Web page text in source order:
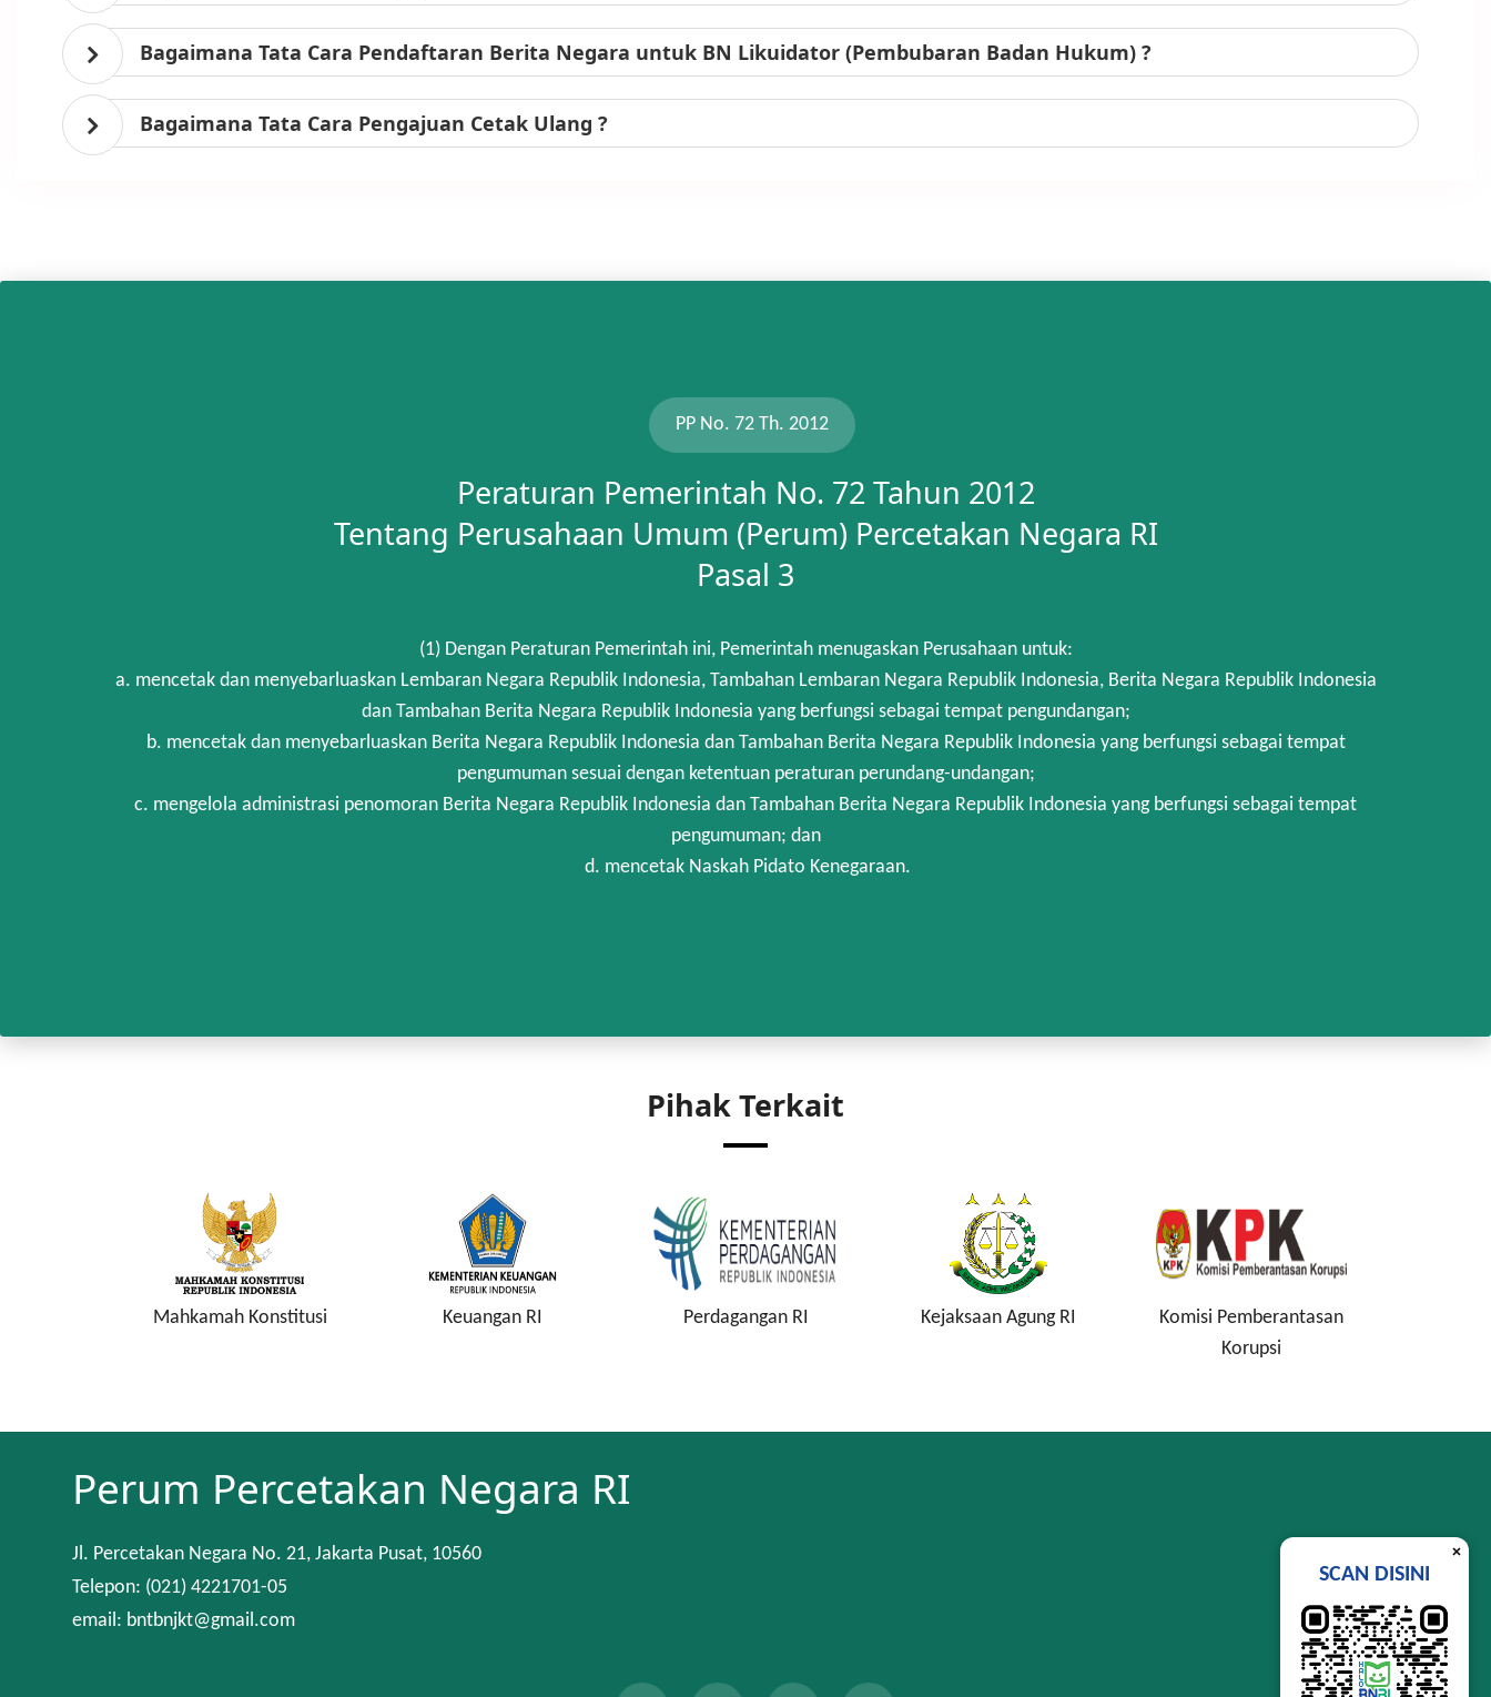
Bagaimana Tata Cara Pendaftaran Berita Negara untuk BN Likuidator (Pembubaran Badan Hukum) ?
Bagaimana Tata Cara Pengajuan Cetak Ulang ?
PP No. 72 Th. 2012
Peraturan Pemerintah No. 72 Tahun 2012
Tentang Perusahaan Umum (Perum) Percetakan Negara RI
Pasal 3
(1) Dengan Peraturan Pemerintah ini, Pemerintah menugaskan Perusahaan untuk:
a. mencetak dan menyebarluaskan Lembaran Negara Republik Indonesia, Tambahan Lembaran Negara Republik Indonesia, Berita Negara Republik Indonesia
dan Tambahan Berita Negara Republik Indonesia yang berfungsi sebagai tempat pengundangan;
b. mencetak dan menyebarluaskan Berita Negara Republik Indonesia dan Tambahan Berita Negara Republik Indonesia yang berfungsi sebagai tempat
pengumuman sesuai dengan ketentuan peraturan perundang-undangan;
c. mengelola administrasi penomoran Berita Negara Republik Indonesia dan Tambahan Berita Negara Republik Indonesia yang berfungsi sebagai tempat
pengumuman; dan
d. mencetak Naskah Pidato Kenegaraan.
Pihak Terkait
Mahkamah Konstitusi Keuangan RI Perdagangan RI Kejaksaan Agung RI
Komisi Pemberantasan
Korupsi
Perum Percetakan Negara RI
Jl. Percetakan Negara No. 21, Jakarta Pusat, 10560
Telepon: (021) 4221701-05
email: bntbnjkt@gmail.com
×
SCAN DISINI